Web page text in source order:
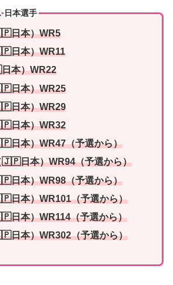
日本選手
日本）WR5
日本）WR11
本）WR22
日本）WR25
日本）WR29
日本）WR32
日本）WR47（予選から）
🇯🇵日本）WR94（予選から）
日本）WR98（予選から）
日本）WR101（予選から）
日本）WR114（予選から）
日本）WR302（予選から）